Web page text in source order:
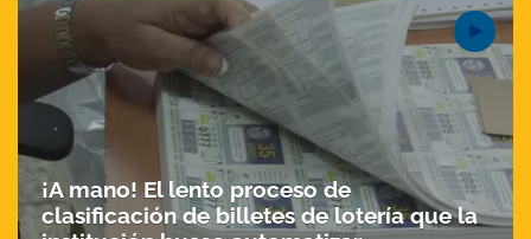
¡A mano! El lento proceso de
clasificación de billetes de lotería que la